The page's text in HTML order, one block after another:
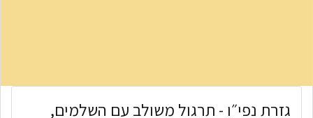
גזרת נפי״ו - תרגול משולב עם השלמים,